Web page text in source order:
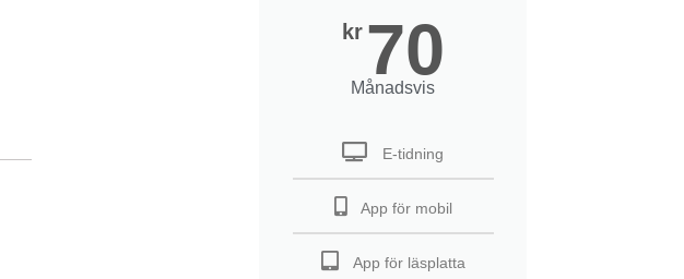
kr 70
Månadsvis
E-tidning
App för mobil
App för läsplatta